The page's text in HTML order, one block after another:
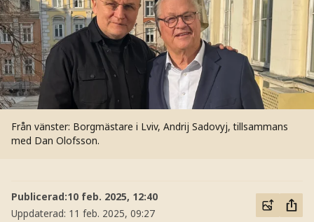
Från vänster: Borgmästare i Lviv, Andrij Sadovyj, tillsammans
med Dan Olofsson.
Publicerad:10 feb. 2025, 12:40
Uppdaterad: 11 feb. 2025, 09:27